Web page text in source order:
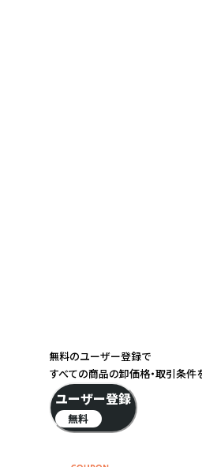
無料のユーザー登録で
すべての商品の卸価格・取引条件
ユーザー登録
無料